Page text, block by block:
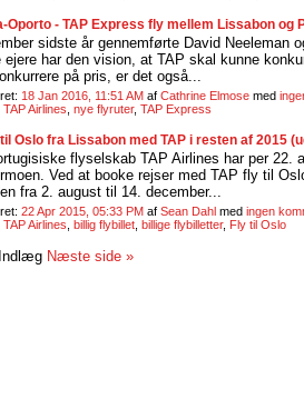
Oporto - TAP Express fly mellem Lissabon og
sidste år gennemførte David
ejere har den vision, at TAP skal kunne
på pris, er det også...
18 Jan 2016, 11:51 AM af Cathrine Elmose med
TAP Airlines nye flyruter, TAP Express
Oslo fra Lissabon med TAP i resten af 2015
flyselskab TAP Airlines har per
Ved at booke rejser med TAP fly til
fra 2. august til 14. december...
22 Apr 2015, 05:33 PM af Sean Dahl med ingen
TAP Airlines billig flybillet billige flybilletter, Fly til Oslo
Næste side »